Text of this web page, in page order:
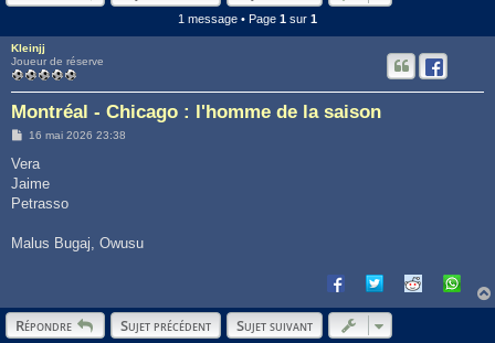
1 message • Page 1 sur 1
Kleinjj
Joueur de réserve
Montréal - Chicago : l'homme de la saison
M
s
a
g
16 mai 2026 23:38
Vera
Jaime
Petrasso
Malus Bugaj, Owusu
Répondre Sujet précédent Sujet suivant